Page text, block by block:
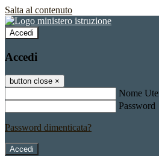
Salta al contenuto
Accedi
Accedi
button close ×
Nome
Password
Password dimenticata?